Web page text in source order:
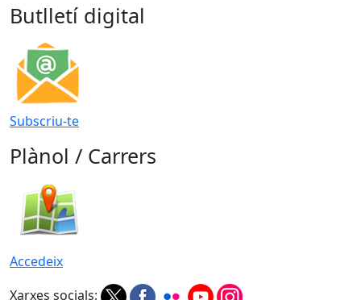
Butlletí digital
Subscriu-te
Plànol / Carrers
Accedeix
Xarxes socials: